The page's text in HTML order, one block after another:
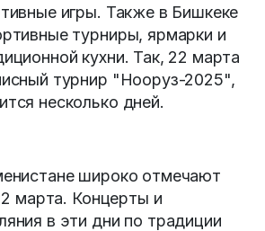
игры. Также в Бишкеке
турниры, ярмарки и
кухни. Так, 22 марта
турнир "Нооруз-2025",
несколько дней.
широко отмечают
марта. Концерты и
в эти дни по традиции